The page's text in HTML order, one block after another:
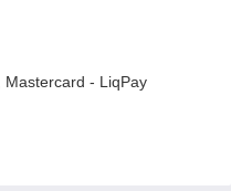
Mastercard - LiqPay